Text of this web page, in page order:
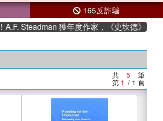
165反詐騙
Steadman 獲年度作家，《史坎德》系列帶
共 5 筆
第 1 / 1 頁